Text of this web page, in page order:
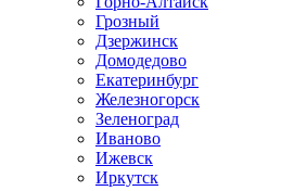
Грозный
Дзержинск
Домодедово
Екатеринбург
Железногорск
Зеленоград
Иваново
Ижевск
Иркутск